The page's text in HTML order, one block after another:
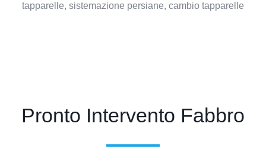
tapparelle, sistemazione persiane, cambio tapparelle
Pronto Intervento Fabbro